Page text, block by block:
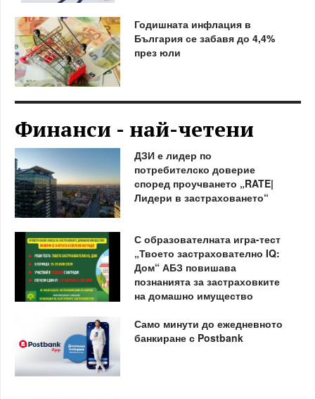
Годишната инфлация в
България се забавя до 4,4%
през юли
Финанси - най-четени
ДЗИ е лидер по
потребителско доверие
според проучването „RATE|
Лидери в застраховането“
С образователната игра-тест
„Твоето застрахователно IQ:
Дом“ АБЗ повишава
познанията за застраховките
на домашно имущество
Само минути до ежедневното
банкиране с Postbank